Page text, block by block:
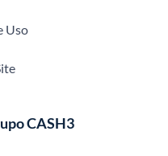
Uso
CASH3